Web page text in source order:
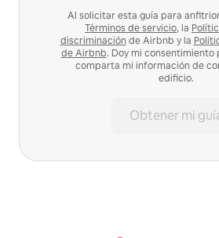
Al solicitar esta guía para
Términos de servicio, la
discriminación de Airbnb y la
de Airbnb. Doy mi consentimiento
comparta mi información de
edificio.
Obtener mi